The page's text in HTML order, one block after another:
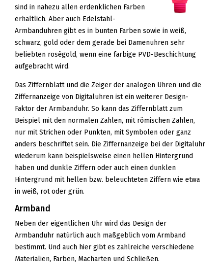
sind in nahezu allen erdenklichen Farben
erhältlich. Aber auch Edelstahl-
Armbanduhren gibt es in bunten Farben sowie in weiß,
schwarz, gold oder dem gerade bei Damenuhren sehr
beliebten roségold, wenn eine farbige PVD-Beschichtung
aufgebracht wird.
Das Ziffernblatt und die Zeiger der analogen Uhren und die
Ziffernanzeige von Digitaluhren ist ein weiterer Design-
Faktor der Armbanduhr. So kann das Ziffernblatt zum
Beispiel mit den normalen Zahlen, mit römischen Zahlen,
nur mit Strichen oder Punkten, mit Symbolen oder ganz
anders beschriftet sein. Die Ziffernanzeige bei der Digitaluhr
wiederum kann beispielsweise einen hellen Hintergrund
haben und dunkle Ziffern oder auch einen dunklen
Hintergrund mit hellen bzw. beleuchteten Ziffern wie etwa
in weiß, rot oder grün.
Armband
Neben der eigentlichen Uhr wird das Design der
Armbanduhr natürlich auch maßgeblich vom Armband
bestimmt. Und auch hier gibt es zahlreiche verschiedene
Materialien, Farben, Macharten und Schließen.